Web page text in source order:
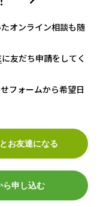
オンライン相談も随
に友だち申請をしてく
フォームから希望日
お友達になる
ら申し込む